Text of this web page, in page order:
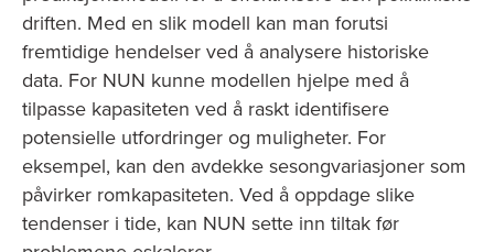
driften. Med en slik modell kan man forutsi
fremtidige hendelser ved å analysere historiske
data. For NUN kunne modellen hjelpe med å
tilpasse kapasiteten ved å raskt identifisere
potensielle utfordringer og muligheter. For
eksempel, kan den avdekke sesongvariasjoner som
påvirker romkapasiteten. Ved å oppdage slike
tendenser i tide, kan NUN sette inn tiltak før